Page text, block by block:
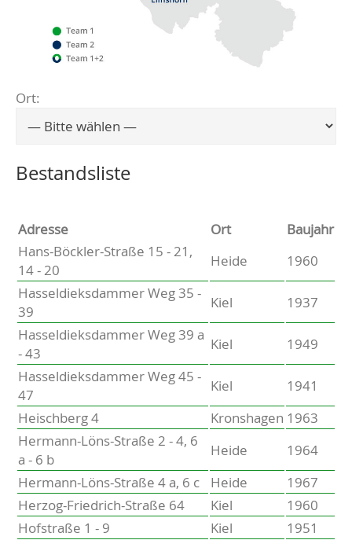
Eckernförde
Heikendorf
Kronshagen
Schwentinental
Preetz
Heide
Bordesholm
Elmshorn
Ort:
Wählen Sie einen Ort, um zur entsprechenden Seite
Bestandsliste
Adresse Ort
Baujahr
Hans-Böckler-Straße 15 - 21,
14 - 20
Heide
1960
Hasseldieksdammer Weg 35 -
39
Kiel
1937
Hasseldieksdammer Weg 39 a
- 43
Kiel
1949
Hasseldieksdammer Weg 45 -
47
Kiel
1941
Heischberg 4
Kronshagen 1963
Hermann-Löns-Straße 2 - 4, 6
a - 6 b
Heide
1964
Hermann-Löns-Straße 4 a, 6 c
Heide
1967
Herzog-Friedrich-Straße 64
Kiel
1960
Hofstraße 1 - 9
Kiel
1951